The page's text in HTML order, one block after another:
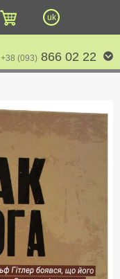
uk
+38 (093) 866 02 22